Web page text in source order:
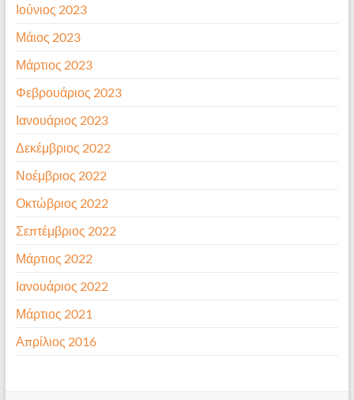
Ιούνιος 2023
Μάιος 2023
Μάρτιος 2023
Φεβρουάριος 2023
Ιανουάριος 2023
Δεκέμβριος 2022
Νοέμβριος 2022
Οκτώβριος 2022
Σεπτέμβριος 2022
Μάρτιος 2022
Ιανουάριος 2022
Μάρτιος 2021
Απρίλιος 2016